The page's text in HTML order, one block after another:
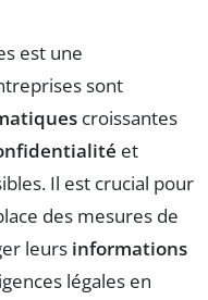
est une
sont
croissantes
et
Il est crucial pour
des mesures de
leurs informations
légales en